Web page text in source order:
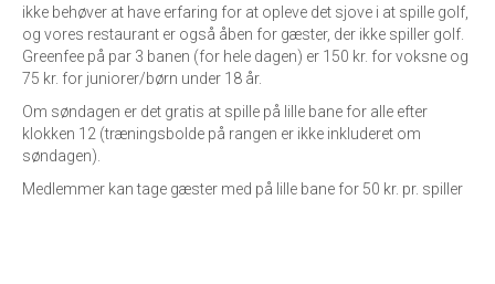
ikke behøver at have erfaring for at opleve det sjove i at spille golf,
og vores restaurant er også åben for gæster, der ikke spiller golf.
Greenfee på par 3 banen (for hele dagen) er 150 kr. for voksne og
75 kr. for juniorer/børn under 18 år.
Om søndagen er det gratis at spille på lille bane for alle efter
klokken 12 (træningsbolde på rangen er ikke inkluderet om
søndagen).
Medlemmer kan tage gæster med på lille bane for 50 kr. pr. spiller